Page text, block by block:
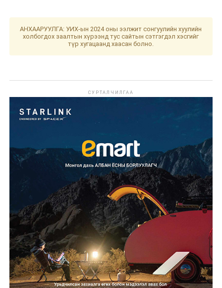
АНХААРУУЛГА: УИХ-ын 2024 оны ээлжит сонгуулийн хуулийн
холбогдох заалтын хүрээнд тус сайтын сэтгэгдэл хэсгийг
түр хугацаанд хаасан болно.
СУРТАЛЧИЛГАА